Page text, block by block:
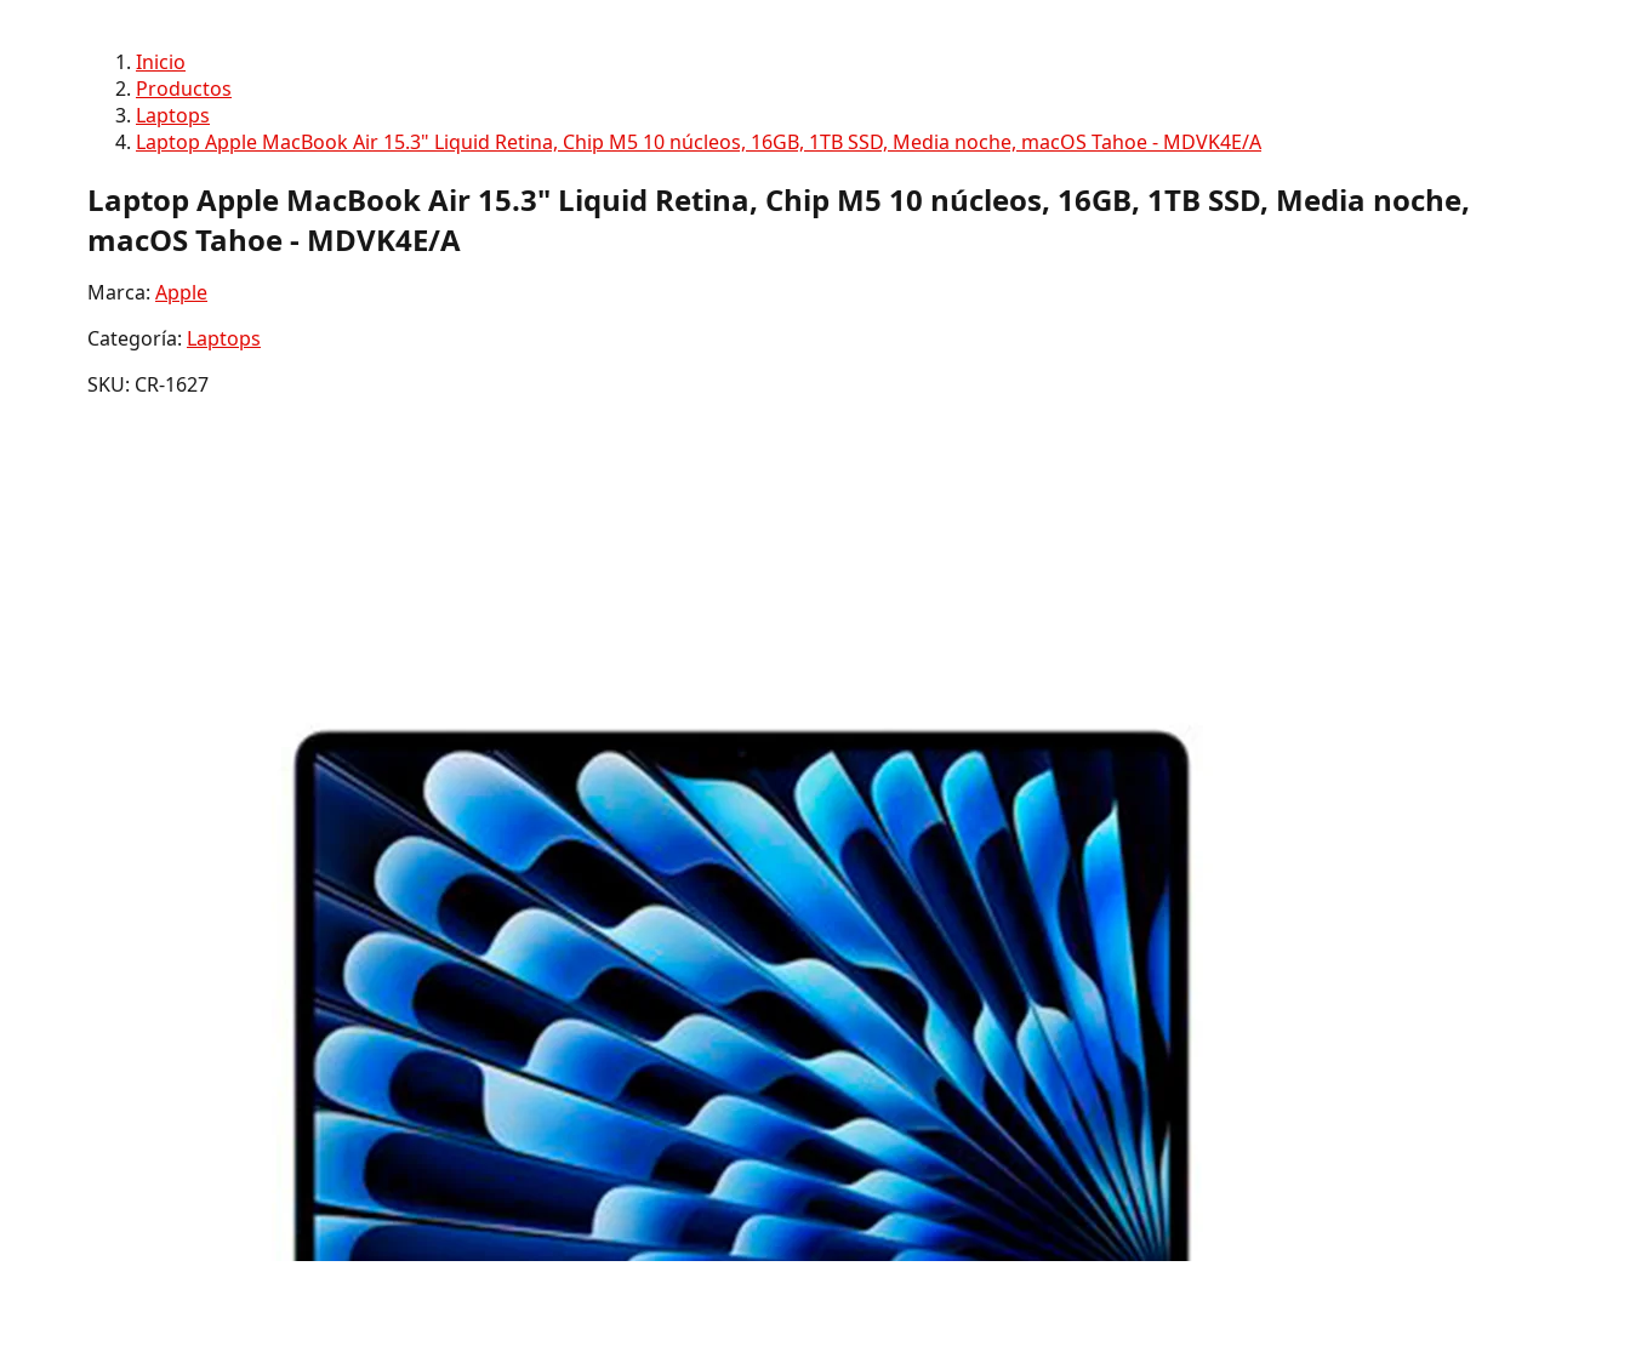
Inicio
Productos
Laptops
Laptop Apple MacBook Air 15.3" Liquid Retina, Chip M5 10 núcleos, 16GB, 1TB SSD, Media noche, macOS Tahoe - MDVK4E/A
Laptop Apple MacBook Air 15.3" Liquid Retina, Chip M5 10 núcleos, 16GB, 1TB SSD, Media noche,
macOS Tahoe - MDVK4E/A
Marca: Apple
Categoría: Laptops
SKU: CR-1627